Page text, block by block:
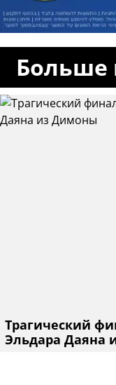
Больше
Трагический
Эльдара Даяна